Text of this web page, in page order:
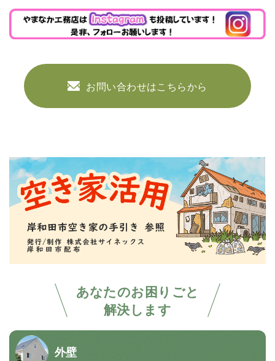
あなたのお困りごと
解決します
外壁
お問い合わせはこちらから